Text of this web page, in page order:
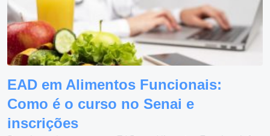
EAD em Alimentos Funcionais:
Como é o curso no Senai e
inscrições